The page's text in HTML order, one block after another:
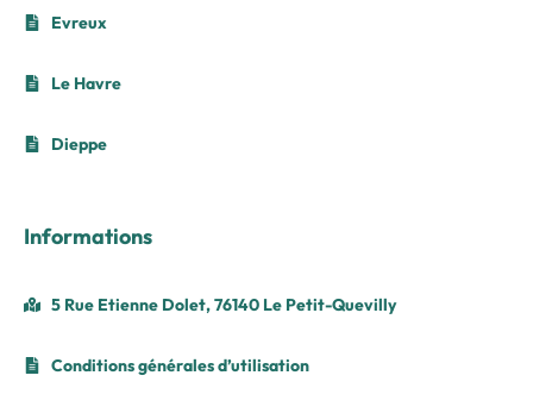
Evreux
Le Havre
Dieppe
Informations
5 Rue Etienne Dolet, 76140 Le Petit-Quevilly
Conditions générales d’utilisation